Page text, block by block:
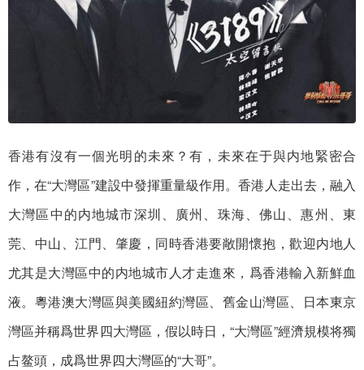
香港有沒有一個光明的未來？有，未來在于與内地緊密合
作，在“大灣區”建設中發揮重量級作用。香港人走出去，融入
大灣區中的内地城市深圳、廣州、珠海、佛山、惠州、東
莞、中山、江門、肇慶，同時香港要敞開懷抱，歡迎内地人
尤其是大灣區中的内地城市人才走進來，爲香港輸入新鮮血
液。粵港澳大灣區與美國紐約灣區、舊金山灣區、日本東京
灣區并稱爲世界四大灣區，假以時日，“大灣區”經濟規模将獨
占鳌頭，成爲世界四大灣區的“大哥”。